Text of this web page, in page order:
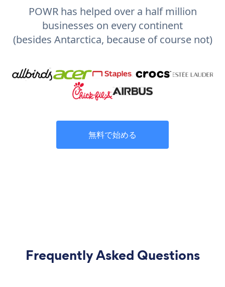
POWR has helped over a half million
businesses on every continent
(besides Antarctica, because of course not)
無料で始める
Frequently Asked Questions